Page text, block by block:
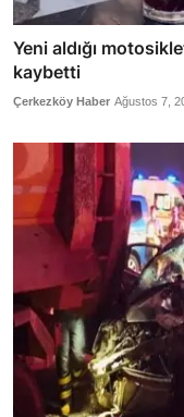
Yeni aldığı
kaybetti
Çerkezköy Haber Ağustos 7,